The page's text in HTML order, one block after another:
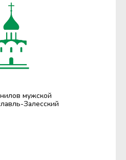
мужской
Залесский